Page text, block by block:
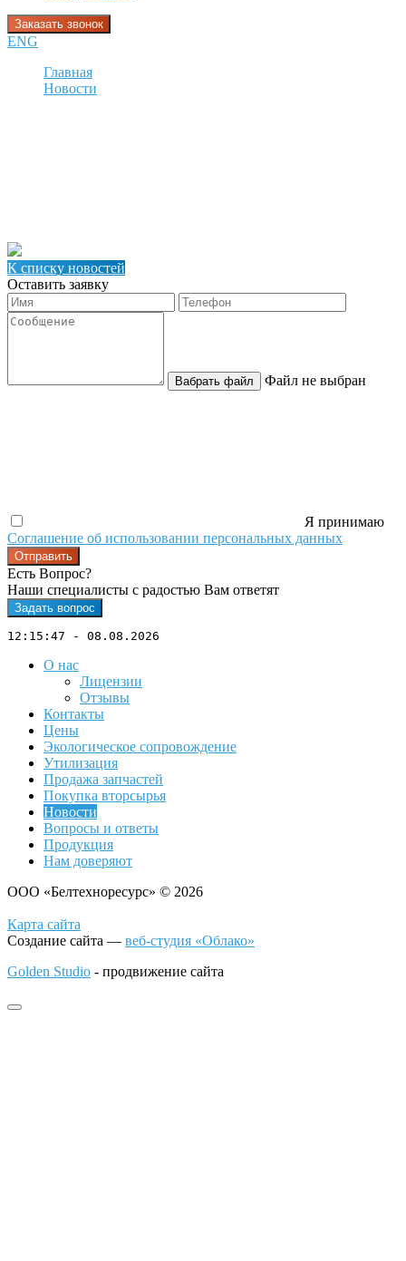
Заказать звонок
ENG
Главная
Новости
К списку новостей
Оставить заявку
Вабрать файл Файл не выбран
Я принимаю
Соглашение об использовании персональных данных
Отправить
Есть Вопрос?
Наши специалисты с радостью Вам ответят
Задать вопрос
12:15:47 - 08.08.2026
О нас
Лицензии
Отзывы
Контакты
Цены
Экологическое сопровождение
Утилизация
Продажа запчастей
Покупка вторсырья
Новости
Вопросы и ответы
Продукция
Нам доверяют
ООО «Белтехноресурс» © 2026
Карта сайта
Создание сайта — веб-студия «Облако»
Golden Studio - продвижение сайта